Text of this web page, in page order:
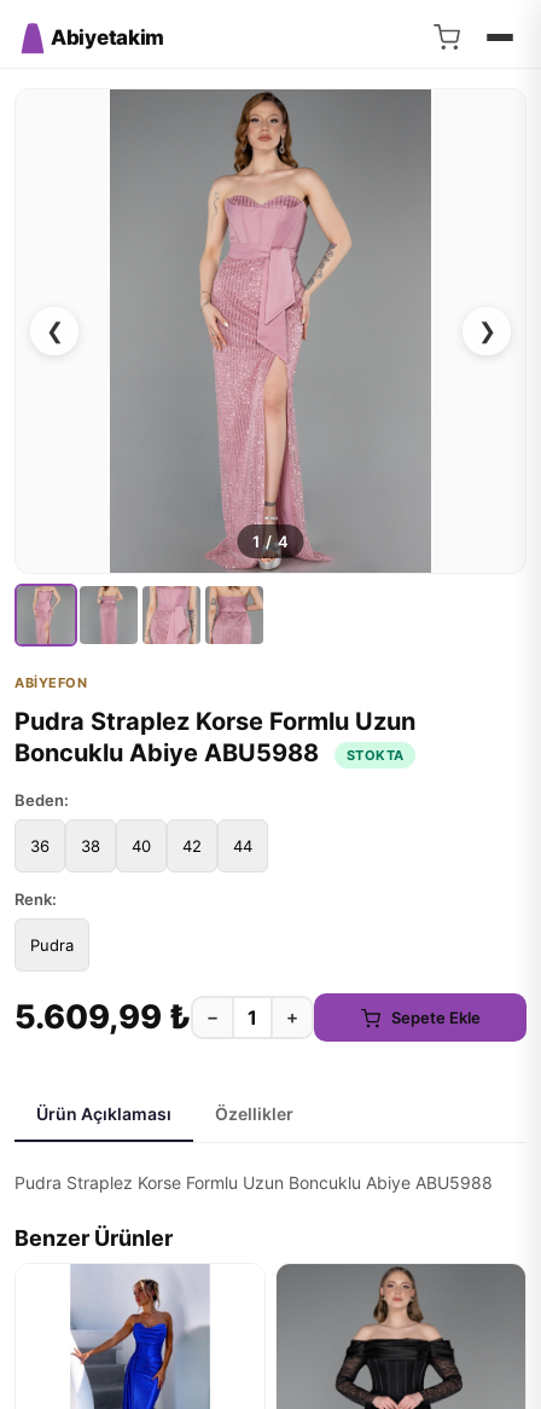
Abiyetakim
❮ ❯
1 /4
ABİYEFON
Pudra Straplez Korse Formlu Uzun
Boncuklu Abiye ABU5988
STOKTA
Beden:
36 38 40 42 44
Renk:
Pudra
5.609,99 ₺ − + Sepete Ekle
Ürün Açıklaması Özellikler
Pudra Straplez Korse Formlu Uzun Boncuklu Abiye ABU5988
Benzer Ürünler